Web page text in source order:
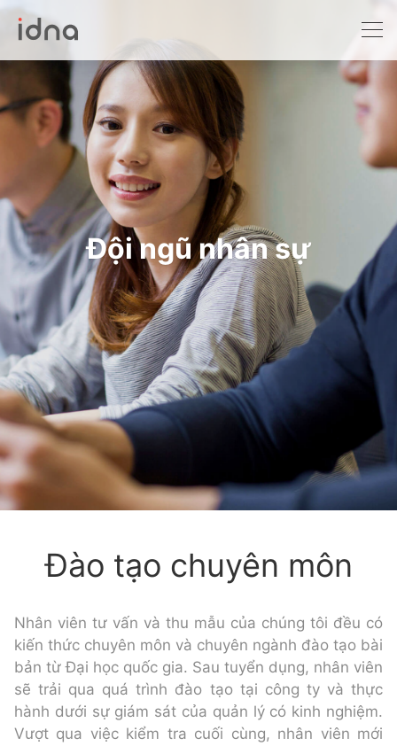
Xét nghiệm ADN
Sàng lọc trước sinh
Tầm soát ung thư
Làm khai sinh
Bệnh tan máu Thalassemia
Xét nghiệm động vật
Đội ngũ nhân sự
Đào tạo chuyên môn
Nhân viên tư vấn và thu mẫu của chúng tôi đều có
kiến thức chuyên môn và chuyên ngành đào tạo bài
bản từ Đại học quốc gia. Sau tuyển dụng, nhân viên
sẽ trải qua quá trình đào tạo tại công ty và thực
hành dưới sự giám sát của quản lý có kinh nghiệm.
Vượt qua việc kiểm tra cuối cùng, nhân viên mới